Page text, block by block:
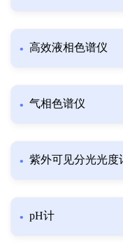
高效液相色谱仪
气相色谱仪
紫外可见分光光度
pH计